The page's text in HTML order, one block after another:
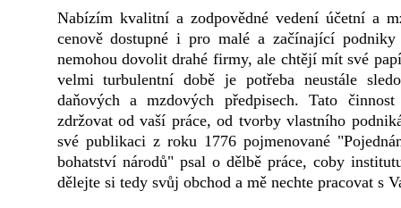
Nabízím kvalitní a zodpovědné vedení účetní a
cenově dostupné i pro malé a začínající
nemohou dovolit drahé firmy, ale chtějí mít své
velmi turbulentní době je potřeba neustále
daňových a mzdových předpisech. Tato
zdržovat od vaší práce, od tvorby vlastního
své publikaci z roku 1776 pojmenované
bohatství národů" psal o dělbě práce, coby
dělejte si tedy svůj obchod a mě nechte pracovat s